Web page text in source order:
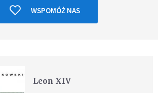
WSPOMÓŻ NAS
Leon XIV